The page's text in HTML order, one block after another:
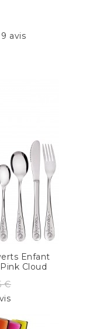
9 avis
Enfant
Cloud
€